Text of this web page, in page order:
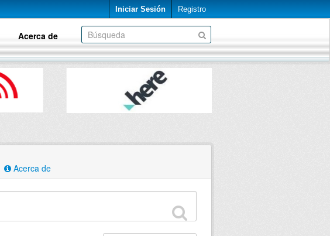
Iniciar Sesión Registro
Acerca de
Acerca de